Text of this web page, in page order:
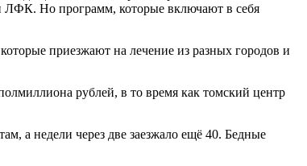
ЛФК. Но программ, которые включают в себя
приезжают на лечение из разных городов и
рублей, в то время как томский центр
а недели через две заезжало ещё 40. Бедные